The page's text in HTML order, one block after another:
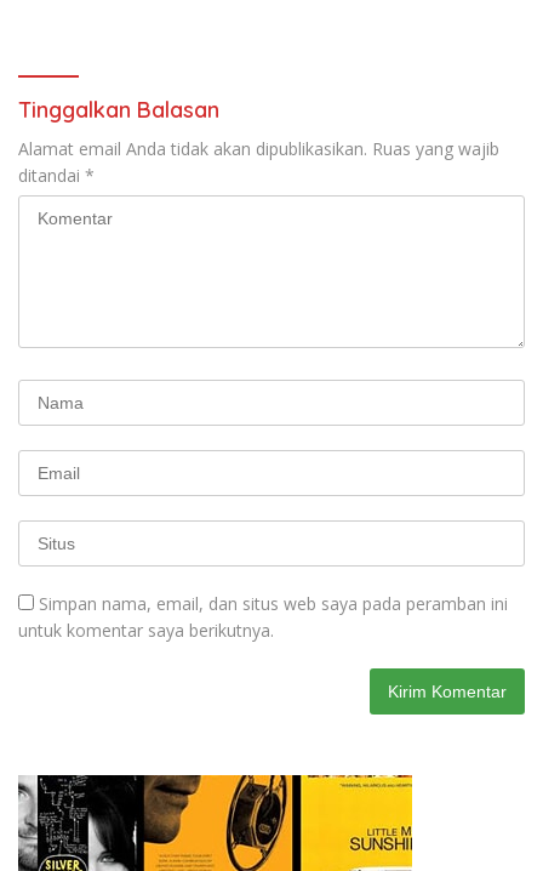
Kasih Allah.
Tinggalkan Balasan
Alamat email Anda tidak akan dipublikasikan. Ruas yang wajib
ditandai *
Simpan nama, email, dan situs web saya pada peramban ini
untuk komentar saya berikutnya.